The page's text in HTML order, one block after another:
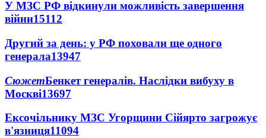
У МЗС РФ відкинули можливість завершення
війни15112
Другий за день: у РФ поховали ще одного
генерала13947
СюжетБенкет генералів. Наслідки вибуху в
Москві13697
Ексочільнику МЗС Угорщини Сійярто загрожує
в'язниця11094